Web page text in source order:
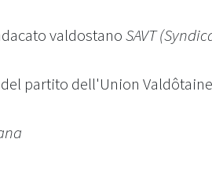
valdostanoSAVT
partito dell'Union Valdôtaine